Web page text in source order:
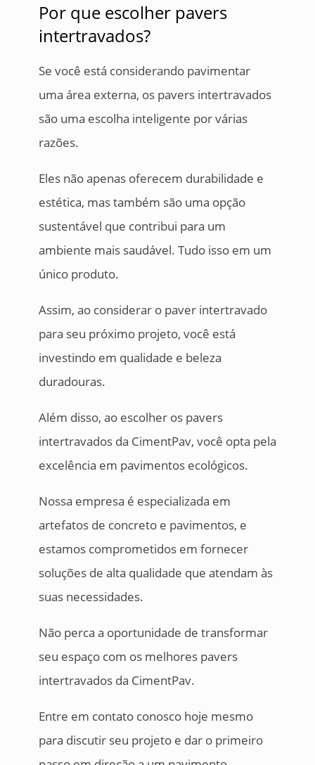
Por que escolher pavers
intertravados?
Se você está considerando pavimentar
uma área externa, os pavers intertravados
são uma escolha inteligente por várias
razões.
Eles não apenas oferecem durabilidade e
estética, mas também são uma opção
sustentável que contribui para um
ambiente mais saudável. Tudo isso em um
único produto.
Assim, ao considerar o paver intertravado
para seu próximo projeto, você está
investindo em qualidade e beleza
duradouras.
Além disso, ao escolher os pavers
intertravados da CimentPav, você opta pela
excelência em pavimentos ecológicos.
Nossa empresa é especializada em
artefatos de concreto e pavimentos, e
estamos comprometidos em fornecer
soluções de alta qualidade que atendam às
suas necessidades.
Não perca a oportunidade de transformar
seu espaço com os melhores pavers
intertravados da CimentPav.
Entre em contato conosco hoje mesmo
para discutir seu projeto e dar o primeiro